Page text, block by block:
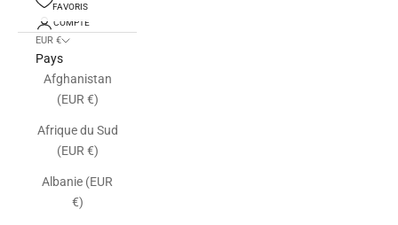
FAVORIS
COMPTE
EUR €
Pays
Afghanistan
(EUR €)
Afrique du Sud
(EUR €)
Albanie (EUR
€)